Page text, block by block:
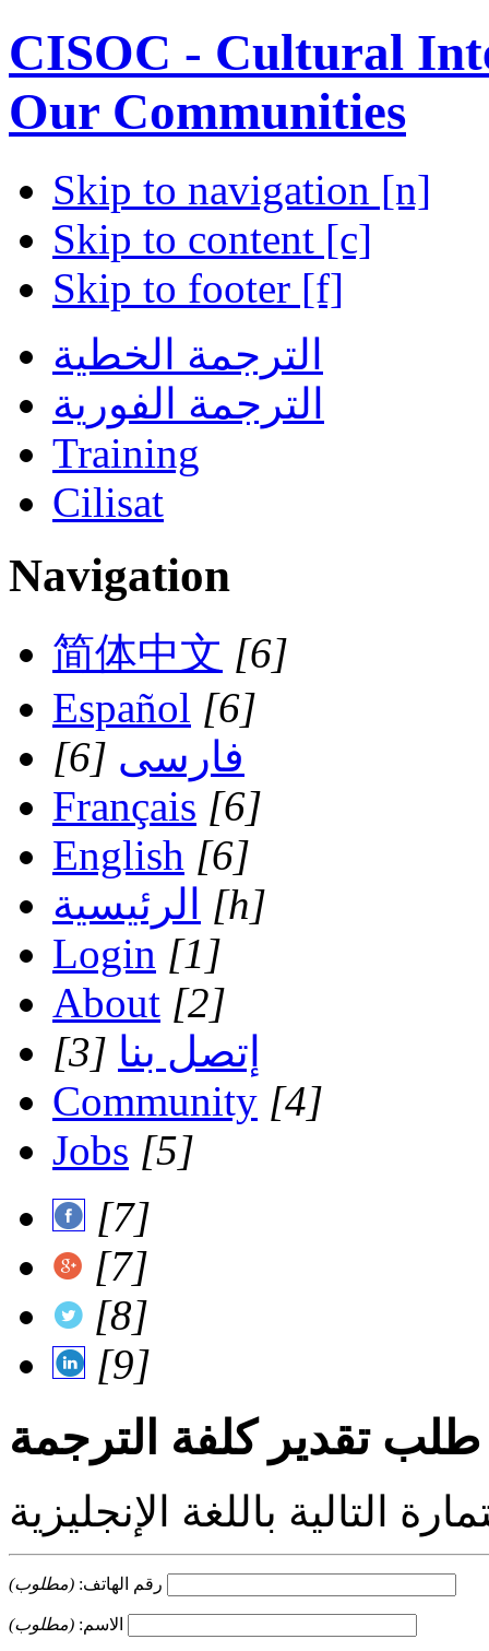
CISOC - Cultural
Our Communities
Skip to navigation [n]
Skip to content [c]
Skip to footer [f]
الترجمة الخطية
الترجمة الفورية
Training
Cilisat
Navigation
简体中文 [6]
Español [6]
فارسی [6]
Français [6]
English [6]
الرئيسية
[h]
Login [1]
About [2]
إتصل بنا [3]
Community [4]
Jobs [5]
[7]
[7]
[8]
[9]
طلب تقدير كلفة الترجمة
رقم الهاتف: (مطلوب)
الاسم: (مطلوب)